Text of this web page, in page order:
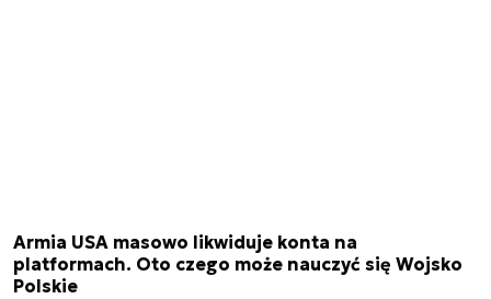
Armia USA masowo likwiduje konta na
platformach. Oto czego może nauczyć się Wojsko
Polskie